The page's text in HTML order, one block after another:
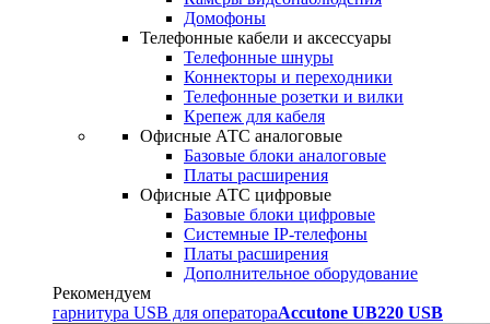
Домофоны
Телефонные кабели и аксессуары
Телефонные шнуры
Коннекторы и переходники
Телефонные розетки и вилки
Крепеж для кабеля
Офисные АТС аналоговые
Базовые блоки аналоговые
Платы расширения
Офисные АТС цифровые
Базовые блоки цифровые
Системные IP-телефоны
Платы расширения
Дополнительное оборудование
Рекомендуем
гарнитура USB для оператораAccutone UB220 USB